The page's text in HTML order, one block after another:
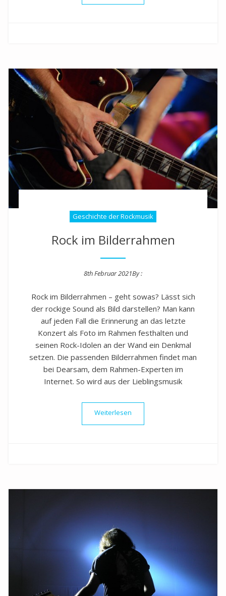
Geschichte der Rockmusik
Rock im Bilderrahmen
8th Februar 2021By :
Rock im Bilderrahmen – geht sowas? Lässt sich
der rockige Sound als Bild darstellen? Man kann
auf jeden Fall die Erinnerung an das letzte
Konzert als Foto im Rahmen festhalten und
seinen Rock-Idolen an der Wand ein Denkmal
setzen. Die passenden Bilderrahmen findet man
bei Dearsam, dem Rahmen-Experten im
Internet. So wird aus der Lieblingsmusik